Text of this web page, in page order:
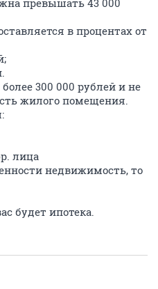
в процентах от
300 000 рублей и не
жилого помещения.
лица
недвижимость, то
будет ипотека.